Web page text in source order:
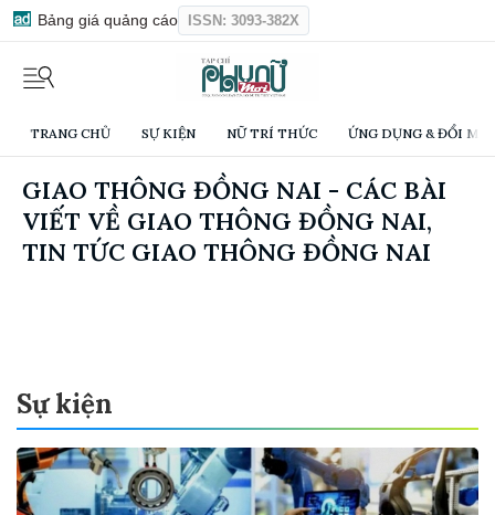
Bảng giá quảng cáo ISSN: 3093-382X
TRANG CHỦ SỰ KIỆN NỮ TRÍ THỨC ỨNG DỤNG & ĐỔI
GIAO THÔNG ĐỒNG NAI - CÁC BÀI
VIẾT VỀ GIAO THÔNG ĐỒNG NAI,
TIN TỨC GIAO THÔNG ĐỒNG NAI
Sự kiện